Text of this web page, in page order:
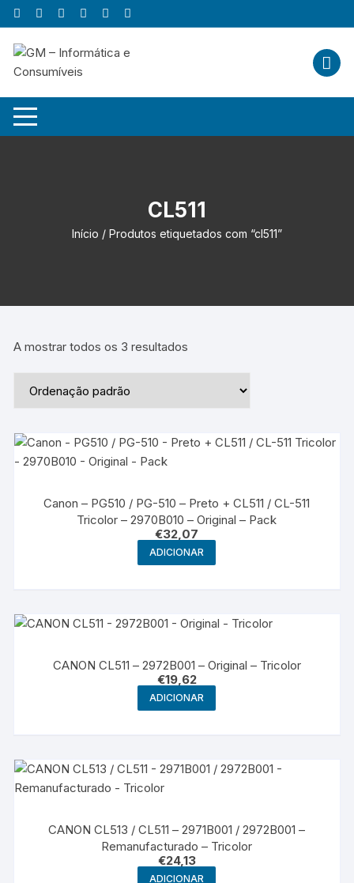
Skip
to
content
CL511
Início / Produtos etiquetados com “cl511”
A mostrar todos os 3 resultados
Canon – PG510 / PG-510 – Preto + CL511 / CL-511
Tricolor – 2970B010 – Original – Pack
€32,07
ADICIONAR
CANON CL511 – 2972B001 – Original – Tricolor
€19,62
ADICIONAR
CANON CL513 / CL511 – 2971B001 / 2972B001 –
Remanufacturado – Tricolor
€24,13
ADICIONAR